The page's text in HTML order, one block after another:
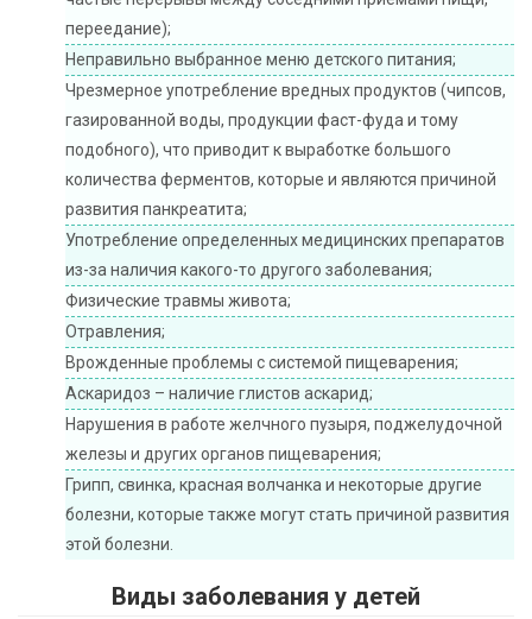
переедание);
Неправильно выбранное меню детского питания;
Чрезмерное употребление вредных продуктов (чипсов,
газированной воды, продукции фаст-фуда и тому
подобного), что приводит к выработке большого
количества ферментов, которые и являются причиной
развития панкреатита;
Употребление определенных медицинских препаратов
из-за наличия какого-то другого заболевания;
Физические травмы живота;
Отравления;
Врожденные проблемы с системой пищеварения;
Аскаридоз – наличие глистов аскарид;
Нарушения в работе желчного пузыря, поджелудочной
железы и других органов пищеварения;
Грипп, свинка, красная волчанка и некоторые другие
болезни, которые также могут стать причиной развития
этой болезни.
Виды заболевания у детей